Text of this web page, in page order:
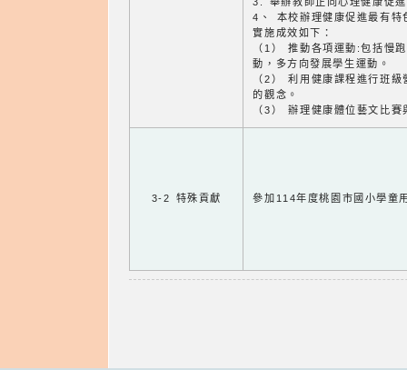
4、 本校辦理健康促進最有特
實施成效如下：
（1） 推動各項運動:包括慢
動，多方向發展學生運動。
（2） 利用健康課程進行班
的觀念。
（3） 辦理健康體位藝文比
3-2 特殊貢獻 參加114年度桃園市國小學童